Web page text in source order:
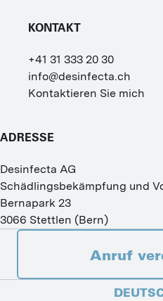
KONTAKT
+41 31 333 20 30
info@desinfecta.ch
Kontaktieren Sie mich
ADRESSE
Desinfecta AG
Schädlingsbekämpfung und
Bernapark 23
3066 Stettlen (Bern)
Anruf